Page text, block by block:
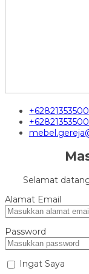
Selamat
Alamat Email
Password
Ingat Saya